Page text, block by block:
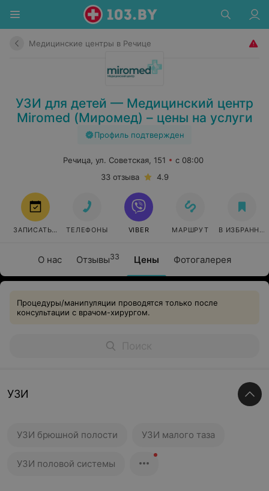
Медицинские центры в Речице
УЗИ для детей — Медицинский центр
Miromed (Миромед) – цены на услуги
Профиль подтвержден
О нас Отзывы33 Цены Фотогалерея
Речица, ул. Советская, 151
с 08:00
33 отзыва
4.9
ЗАПИСАТЬСЯ ТЕЛЕФОНЫ VIBER МАРШРУТ В ИЗБРАННОЕ
Процедуры/манипуляции проводятся только после
консультации с врачом-хирургом.
УЗИ
УЗИ брюшной полости УЗИ малого таза
УЗИ половой системы